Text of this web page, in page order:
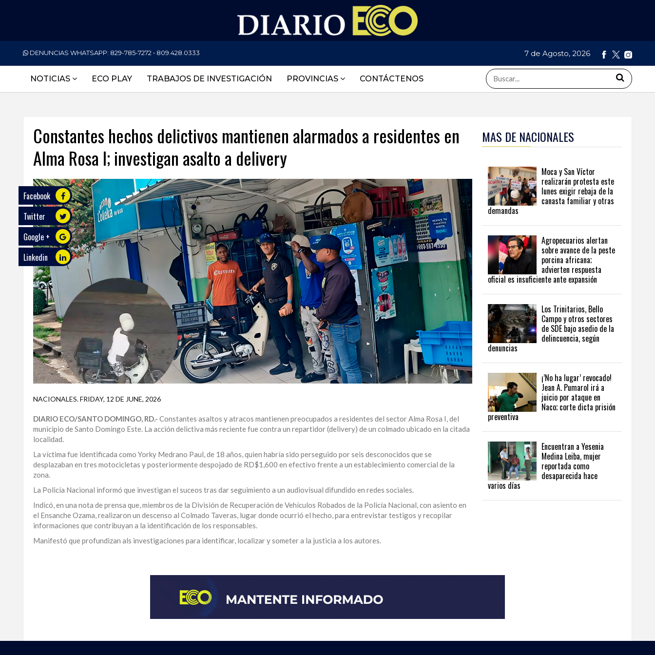
DENUNCIAS WHATSAPP: 829-785-7272 • 809.428.0333 7 de Agosto, 2026
NOTICIAS ECO PLAY TRABAJOS DE INVESTIGACIÓN PROVINCIAS CONTÁCTENOS
NACIONALES
ECONOMÍA
DEPORTES
SALUD
TECNOLOGÍA
ECO
PLAY
TRABAJOS
INVESTIGACIÓN
PROVINCIAS
DISTRITO
NACIONAL
SANTO
DOMINGO
SANTIAGO
JUAN
ALTAGRACIA
PUERTO
PLATA
CONTÁCTENOS
Constantes hechos delictivos mantienen alarmados a residentes en
Alma Rosa I; investigan asalto a delivery
Facebook
Twitter
Google +
Linkedin
NACIONALES.FRIDAY, 12 DE JUNE, 2026
DIARIO ECO/SANTO DOMINGO, RD.- Constantes asaltos y atracos mantienen preocupados a residentes del sector Alma Rosa I, del
municipio de Santo Domingo Este. La acción delictiva más reciente fue contra un repartidor (delivery) de un colmado ubicado en la citada
localidad.
La víctima fue identificada como Yorky Medrano Paul, de 18 años, quien habría sido perseguido por seis desconocidos que se
desplazaban en tres motocicletas y posteriormente despojado de RD$1,600 en efectivo frente a un establecimiento comercial de la
zona.
La Policía Nacional informó que investigan el suceos tras dar seguimiento a un audiovisual difundido en redes sociales.
Indicó, en una nota de prensa que, miembros de la División de Recuperación de Vehículos Robados de la Policía Nacional, con asiento en
el Ensanche Ozama, realizaron un descenso al Colmado Taveras, lugar donde ocurrió el hecho, para entrevistar testigos y recopilar
informaciones que contribuyan a la identificación de los responsables.
Manifestó que profundizan als investigaciones para identificar, localizar y someter a la justicia a los autores.
MAS DE NACIONALES
Moca y San Víctor
realizarán protesta este
lunes exigir rebaja de la
canasta familiar y otras
demandas
Agropecuarios alertan
sobre avance de la peste
porcina africana;
advierten respuesta
oficial es insuficiente ante expansión
Los Trinitarios, Bello
Campo y otros sectores
de SDE bajo asedio de la
delincuencia, según
denuncias
¡’No ha lugar’ revocado!
Jean A. Pumarol irá a
juicio por ataque en
Naco; corte dicta prisión
preventiva
Encuentran a Yesenia
Medina Leiba, mujer
reportada como
desaparecida hace
varios días